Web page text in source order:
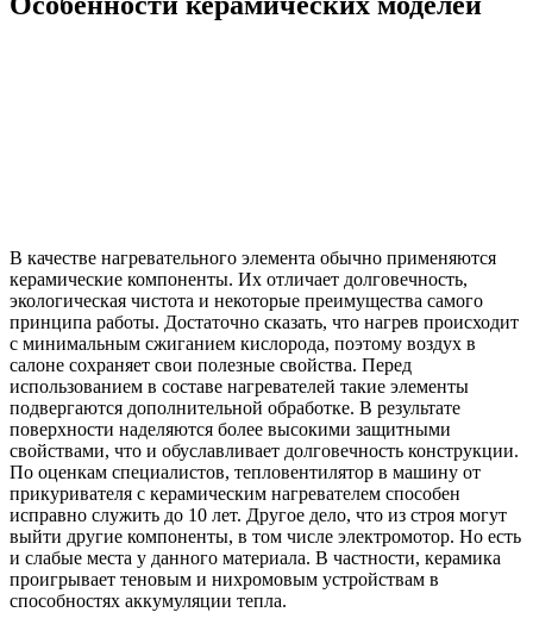
В качестве нагревательного элемента обычно применяются
керамические компоненты. Их отличает долговечность,
экологическая чистота и некоторые преимущества самого
принципа работы. Достаточно сказать, что нагрев происходит
с минимальным сжиганием кислорода, поэтому воздух в
салоне сохраняет свои полезные свойства. Перед
использованием в составе нагревателей такие элементы
подвергаются дополнительной обработке. В результате
поверхности наделяются более высокими защитными
свойствами, что и обуславливает долговечность конструкции.
По оценкам специалистов, тепловентилятор в машину от
прикуривателя с керамическим нагревателем способен
исправно служить до 10 лет. Другое дело, что из строя могут
выйти другие компоненты, в том числе электромотор. Но есть
и слабые места у данного материала. В частности, керамика
проигрывает теновым и нихромовым устройствам в
способностях аккумуляции тепла.